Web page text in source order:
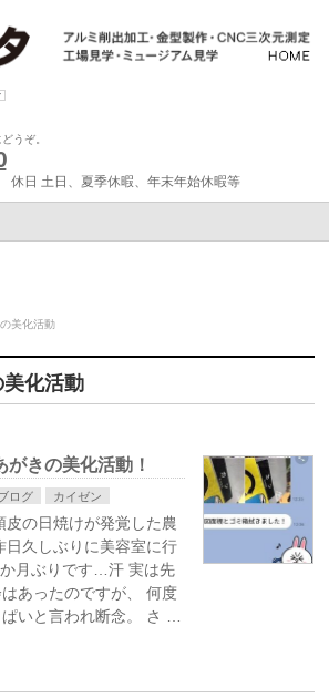
うぞ。
日 土日、夏季休暇、年末年始休暇等
美化活動
化活動
がきの美化活動！
ログ カイゼン
皮の日焼けが発覚した農
日久しぶりに美容室に行
月ぶりです…汗 実は先
あったのですが、 何度
いと言われ断念。 さ …